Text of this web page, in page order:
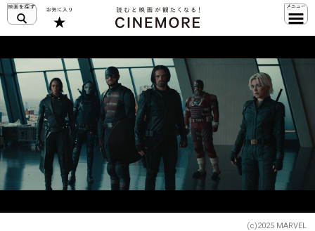
(c)2025 MARVEL